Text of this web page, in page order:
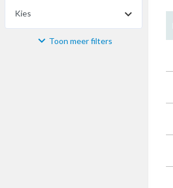
Kies
Materiaal Toon meer filters